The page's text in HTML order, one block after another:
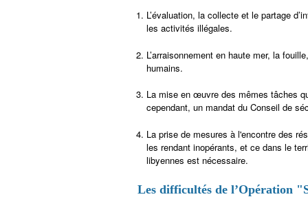
L’évaluation, la collecte et le partage
les activités illégales.
L’arraisonnement en haute mer, la
humains.
La mise en œuvre des mêmes tâches
cependant, un mandat du Conseil de
La prise de mesures à l'encontre des
les rendant inopérants, et ce dans le
libyennes est nécessaire.
Les difficultés de l’Opération